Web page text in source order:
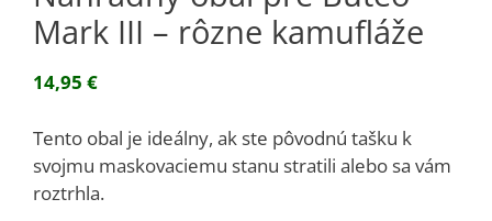
Mark III – rôzne kamufláže
14,95 €
Tento obal je ideálny, ak ste pôvodnú tašku k
svojmu maskovaciemu stanu stratili alebo sa vám
roztrhla.